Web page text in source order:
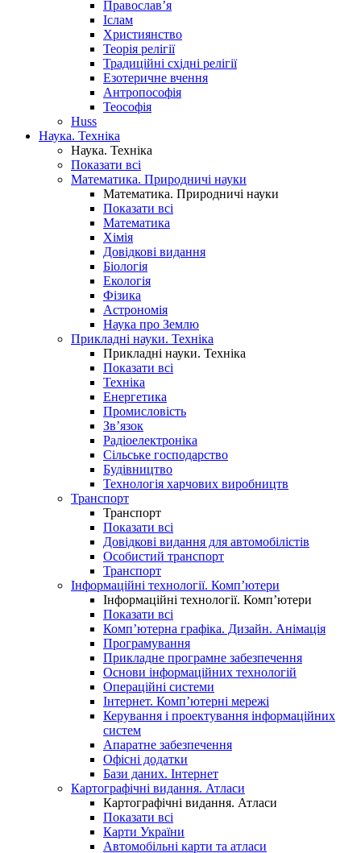
Православ’я
Іслам
Християнство
Теорія релігії
Традиційні східні релігії
Езотеричне вчення
Антропософія
Теософія
Huss
Наука. Техніка
Наука. Техніка
Показати всі
Математика. Природничі науки
Математика. Природничі науки
Показати всі
Математика
Хімія
Довідкові видання
Біологія
Екологія
Фізика
Астрономія
Наука про Землю
Прикладні науки. Техніка
Прикладні науки. Техніка
Показати всі
Техніка
Енергетика
Промисловість
Зв’язок
Радіоелектроніка
Сільське господарство
Будівництво
Технологія харчових виробництв
Транспорт
Транспорт
Показати всі
Довідкові видання для автомобілістів
Особистий транспорт
Транспорт
Інформаційні технології. Комп’ютери
Інформаційні технології. Комп’ютери
Показати всі
Комп’ютерна графіка. Дизайн. Анімація
Програмування
Прикладне програмне забезпечення
Основи інформаційних технологій
Операційні системи
Інтернет. Комп’ютерні мережі
Керування і проектування інформаційних
систем
Апаратне забезпечення
Офісні додатки
Бази даних. Інтернет
Картографічні видання. Атласи
Картографічні видання. Атласи
Показати всі
Карти України
Автомобільні карти та атласи